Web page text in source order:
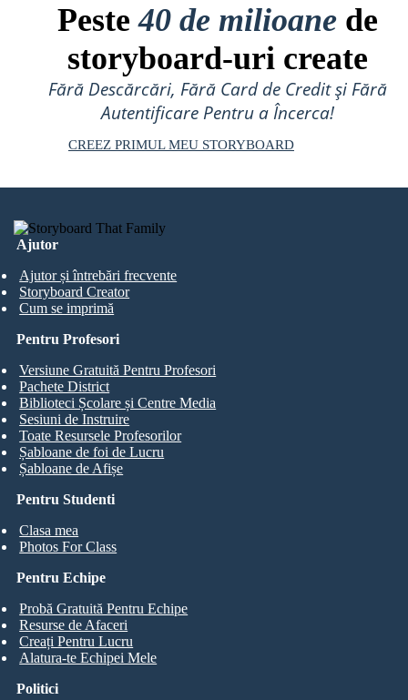
Peste40 de milioane de
storyboard-uri create
Fără Descărcări, Fără Card de Credit și Fără
Autentificare Pentru a Încerca!
CREEZ PRIMUL MEU STORYBOARD
Ajutor
Ajutor și întrebări frecvente
Storyboard Creator
Cum se imprimă
Pentru Studenti
Clasa mea
Photos For Class
Pentru Profesori
Versiune Gratuită Pentru Profesori
Pachete District
Biblioteci Școlare și Centre Media
Sesiuni de Instruire
Toate Resursele Profesorilor
Șabloane de foi de Lucru
Șabloane de Afișe
Pentru Echipe
Probă Gratuită Pentru Echipe
Resurse de Afaceri
Creați Pentru Lucru
Alatura-te Echipei Mele
Politici